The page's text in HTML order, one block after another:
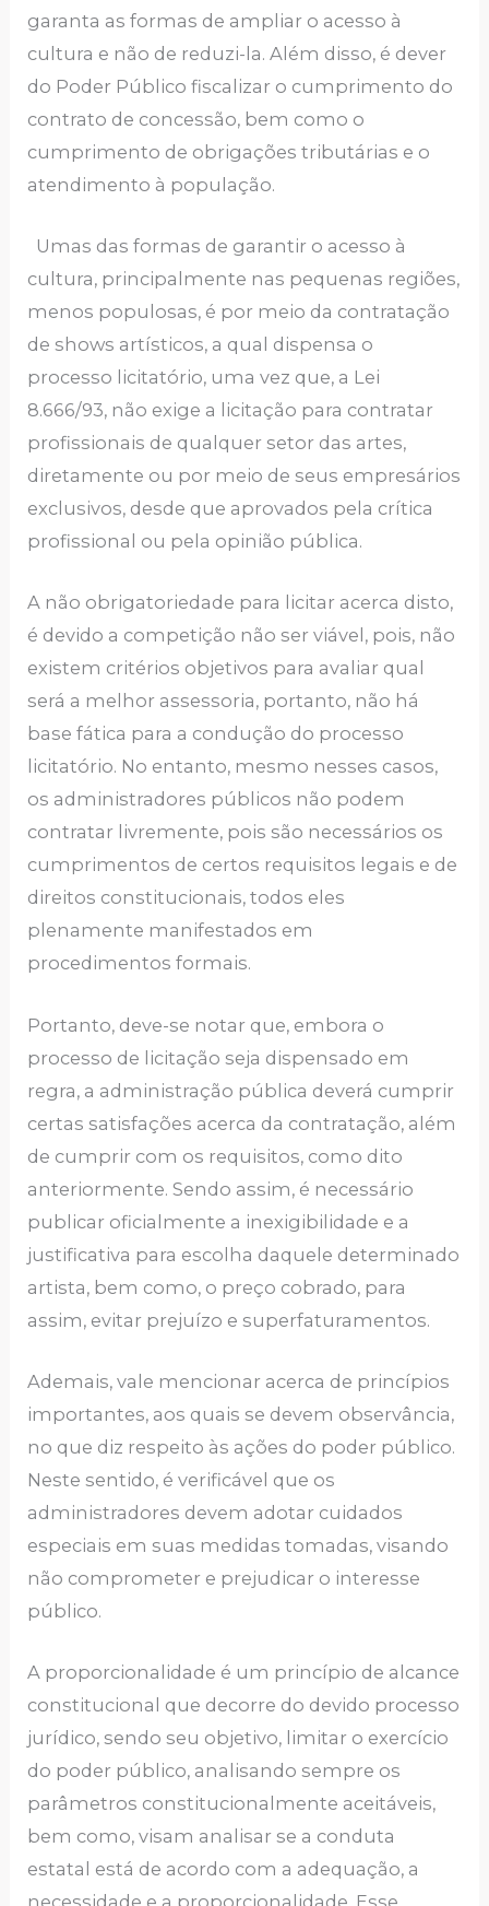
garanta as formas de ampliar o acesso à
cultura e não de reduzi-la. Além disso, é dever
do Poder Público fiscalizar o cumprimento do
contrato de concessão, bem como o
cumprimento de obrigações tributárias e o
atendimento à população.
Umas das formas de garantir o acesso à
cultura, principalmente nas pequenas regiões,
menos populosas, é por meio da contratação
de shows artísticos, a qual dispensa o
processo licitatório, uma vez que, a Lei
8.666/93, não exige a licitação para contratar
profissionais de qualquer setor das artes,
diretamente ou por meio de seus empresários
exclusivos, desde que aprovados pela crítica
profissional ou pela opinião pública.
A não obrigatoriedade para licitar acerca disto,
é devido a competição não ser viável, pois, não
existem critérios objetivos para avaliar qual
será a melhor assessoria, portanto, não há
base fática para a condução do processo
licitatório. No entanto, mesmo nesses casos,
os administradores públicos não podem
contratar livremente, pois são necessários os
cumprimentos de certos requisitos legais e de
direitos constitucionais, todos eles
plenamente manifestados em
procedimentos formais.
Portanto, deve-se notar que, embora o
processo de licitação seja dispensado em
regra, a administração pública deverá cumprir
certas satisfações acerca da contratação, além
de cumprir com os requisitos, como dito
anteriormente. Sendo assim, é necessário
publicar oficialmente a inexigibilidade e a
justificativa para escolha daquele determinado
artista, bem como, o preço cobrado, para
assim, evitar prejuízo e superfaturamentos.
Ademais, vale mencionar acerca de princípios
importantes, aos quais se devem observância,
no que diz respeito às ações do poder público.
Neste sentido, é verificável que os
administradores devem adotar cuidados
especiais em suas medidas tomadas, visando
não comprometer e prejudicar o interesse
público.
A proporcionalidade é um princípio de alcance
constitucional que decorre do devido processo
jurídico, sendo seu objetivo, limitar o exercício
do poder público, analisando sempre os
parâmetros constitucionalmente aceitáveis,
bem como, visam analisar se a conduta
estatal está de acordo com a adequação, a